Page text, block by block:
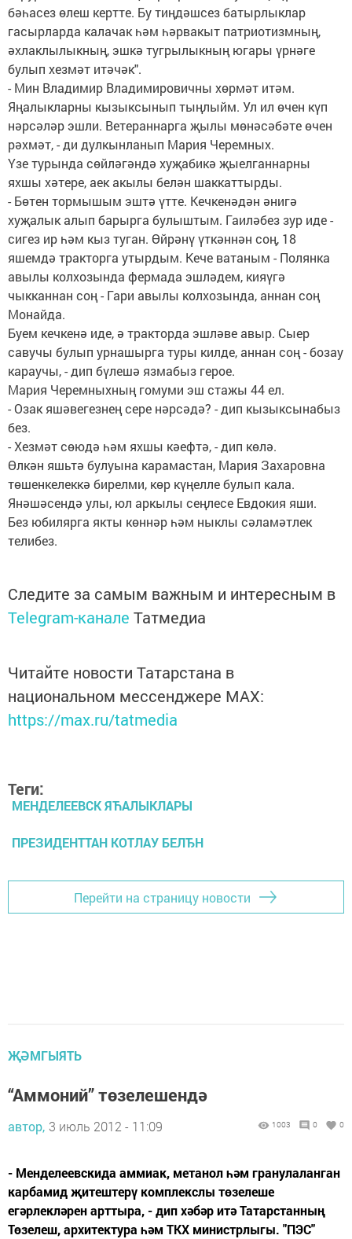
бәһасез өлеш кертте. Бу тиңдәшсез батырлыклар
гасырларда калачак һәм һәрвакыт патриотизмның,
әхлаклылыкның, эшкә тугрылыкның югары үрнәге
булып хезмәт итәчәк".
- Мин Владимир Владимировичны хөрмәт итәм.
Яңалыкларны кызыксынып тыңлыйм. Ул ил өчен күп
нәрсәләр эшли. Ветераннарга җылы мөнәсәбәте өчен
рәхмәт, - ди дулкынланып Мария Черемных.
Үзе турында сөйләгәндә хуҗабикә җыелганнарны
яхшы хәтере, аек акылы белән шаккаттырды.
- Бөтен тормышым эштә үтте. Кечкенәдән әнигә
хуҗалык алып барырга булыштым. Гаиләбез зур иде -
сигез ир һәм кыз туган. Өйрәнү үткәннән соң, 18
яшемдә тракторга утырдым. Кече ватаным - Полянка
авылы колхозында фермада эшләдем, кияүгә
чыкканнан соң - Гари авылы колхозында, аннан соң
Монайда.
Буем кечкенә иде, ә тракторда эшләве авыр. Сыер
савучы булып урнашырга туры килде, аннан соң - бозау
караучы, - дип бүлешә язмабыз герое.
Мария Черемныхның гомуми эш стажы 44 ел.
- Озак яшәвегезнең сере нәрсәдә? - дип кызыксынабыз
без.
- Хезмәт сөюдә һәм яхшы кәефтә, - дип көлә.
Өлкән яшьтә булуына карамастан, Мария Захаровна
төшенкелеккә бирелми, көр күңелле булып кала.
Янәшәсендә улы, юл аркылы сеңлесе Евдокия яши.
Без юбилярга якты көннәр һәм ныклы сәламәтлек
телибез.
Следите за самым важным и интересным в
Telegram-канале Татмедиа
Читайте новости Татарстана в
национальном мессенджере MАХ:
https://max.ru/tatmedia
Теги:
МЕНДЕЛЕЕВСК ЯЋАЛЫКЛАРЫ
ПРЕЗИДЕНТТАН КОТЛАУ БЕЛЂН
Перейти на страницу новости
ҖӘМГЫЯТЬ
“Аммоний” төзелешендә
автор, 3 июль 2012 - 11:09 1003 0 0
- Менделеевскида аммиак, метанол һәм гранулаланган
карбамид җитештерү комплекслы төзелеше
егәрлекләрен арттыра, - дип хәбәр итә Татарстанның
Төзелеш, архитектура һәм ТКХ министрлыгы. "ПЭС"